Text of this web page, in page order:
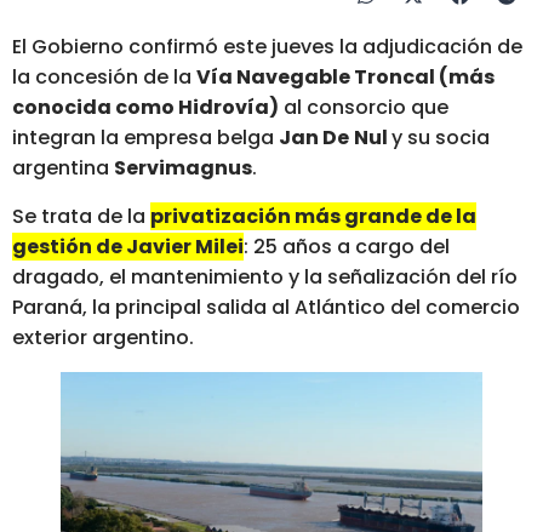
El Gobierno confirmó este jueves la adjudicación de
la concesión de la Vía Navegable Troncal (más
conocida como Hidrovía) al consorcio que
integran la empresa belga Jan De Nuly su socia
argentina Servimagnus.
Se trata de la privatización más grande de la
gestión de Javier Milei: 25 años a cargo del
dragado, el mantenimiento y la señalización del río
Paraná, la principal salida al Atlántico del comercio
exterior argentino.